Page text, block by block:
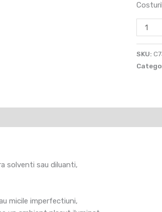
SKU:
solventi sau diluanti,
micile imperfectiuni,